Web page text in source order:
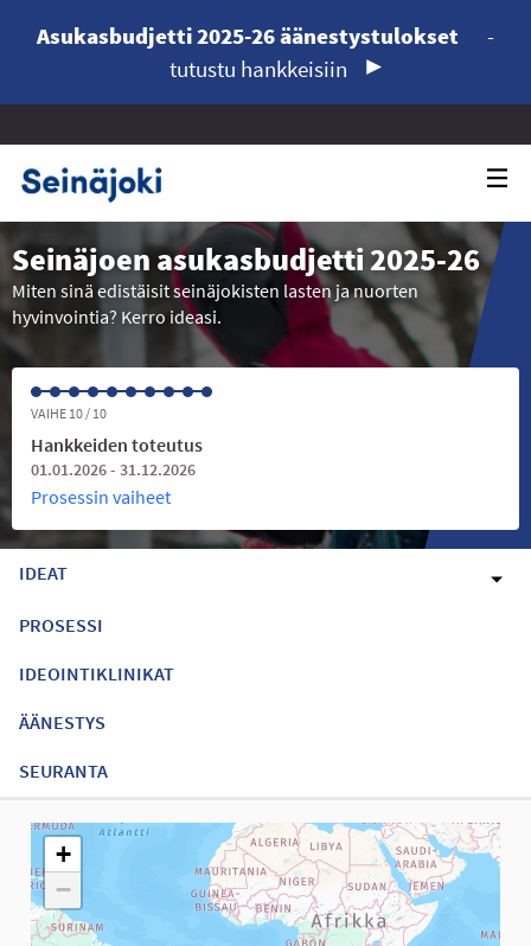
Asukasbudjetti 2025-26 äänestystulokset
-
tutustu hankkeisiin
Seinäjoen asukasbudjetti 2025-26
Miten sinä edistäisit seinäjokisten lasten ja nuorten
hyvinvointia? Kerro ideasi.
VAIHE 10 / 10
Hankkeiden toteutus
01.01.2026 - 31.12.2026
Prosessin vaiheet
IDEAT
PROSESSI
IDEOINTIKLINIKAT
ÄÄNESTYS
SEURANTA
Seuraavassa elementissä on kartta, joka esittää tämän sivun
+
−